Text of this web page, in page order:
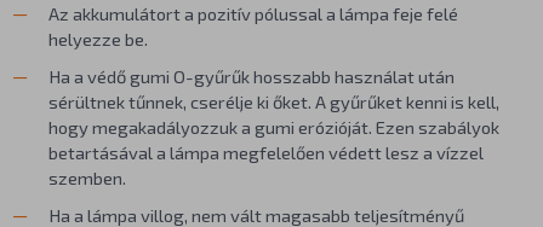
Az akkumulátort a pozitív pólussal a lámpa feje felé
helyezze be.
Ha a védő gumi O-gyűrűk hosszabb használat után
sérültnek tűnnek, cserélje ki őket. A gyűrűket kenni is kell,
hogy megakadályozzuk a gumi erózióját. Ezen szabályok
betartásával a lámpa megfelelően védett lesz a vízzel
szemben.
Ha a lámpa villog, nem vált magasabb teljesítményű